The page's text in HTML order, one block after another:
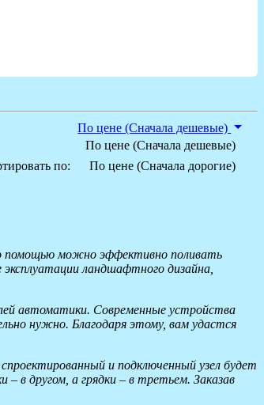
по:
По цене (Сначала дешевые)
По цене (Сначала дешевые)
По цене (Сначала дорогие)
помощью можно эффективно поливать
ландшафтного дизайна,
автоматики. Современные устройства
нужно. Благодаря этому, вам удастся
и подключенный узел будет
в другом, а грядки – в третьем. Заказав